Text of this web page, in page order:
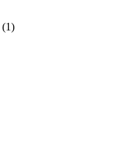
(1)